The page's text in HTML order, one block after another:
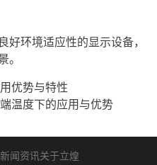
环境适应性的显示设备，
。
优势与特性
温度下的应用与优势
新闻资讯关于立煌